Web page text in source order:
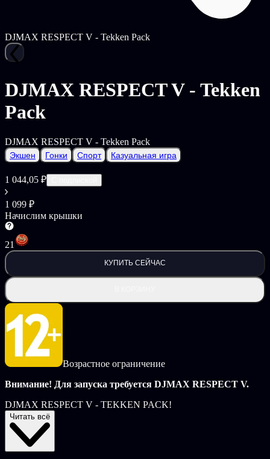
DJMAX RESPECT V - Tekken Pack
DJMAX RESPECT V - Tekken
Pack
DJMAX RESPECT V - Tekken Pack
Экшен Гонки Спорт Казуальная игра
1 044,05 ₽
1 099 ₽
Начислим крышки
21
КУПИТЬ СЕЙЧАС
Возрастное ограничение
Внимание! Для запуска требуется DJMAX RESPECT V.
DJMAX RESPECT V - TEKKEN PACK!
Встречайте пакет «Песни серии TEKKEN» прямо сейчас! Это
DLC содержит в общей сложности 12 песен. Теперь
наслаждайтесь песнями TEKKEN в DJMAX RESPECT V.
Читать всё